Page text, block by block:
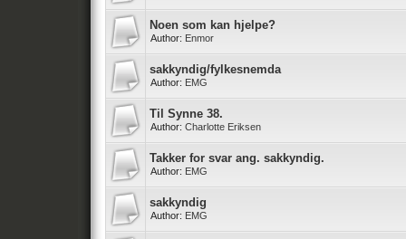
Noen som kan hjelpe?
Author: Enmor
sakkyndig/fylkesnemda
Author: EMG
Til Synne 38.
Author: Charlotte Eriksen
Takker for svar ang. sakkyndig.
Author: EMG
sakkyndig
Author: EMG